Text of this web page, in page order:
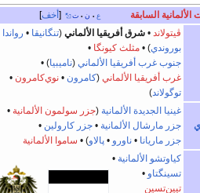
أخف ن ت السابقة
ڤيتولاند•شرق أفريقيا الألماني( تنگانيقا•رواندا •
بوروندي) •مثلث كيونگا•
جنوب غرب أفريقيا الألماني( ناميبيا) •
غرب أفريقيا الألماني( كامرون•نوي‌كامرون•
توگولاند)
غينيا الجديدة الألمانية(جزر سولمون الألمانية•
جزر مارشال الألمانية•جزر كارولين•
جزر ماريانا•ناورو•پالاو) •ساموا الألمانية
كياوتشو الألمانية•
تسينگتاو•
تيين‌تسين